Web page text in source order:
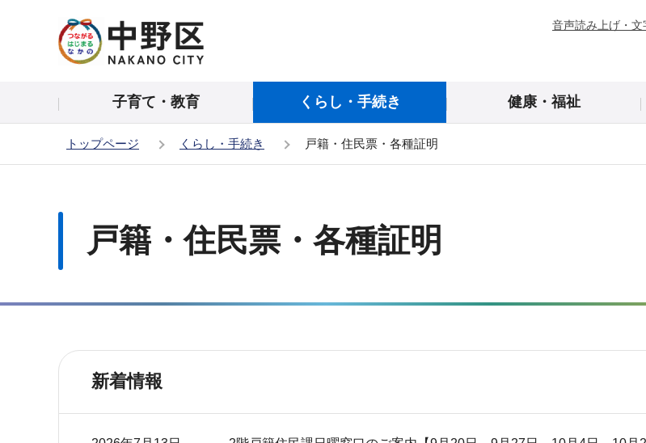
の
頭
音声読み上げ・文
子育て・教育 くらし・手続き 健康・福祉
トップページ くらし・手続き 戸籍・住民票・各種証明
戸籍・住民票・各種証明
新着情報
ビ